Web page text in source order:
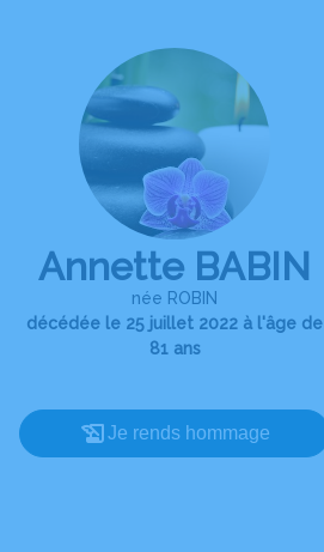
Annette BABIN
née ROBIN
décédée le 25 juillet 2022 à l'âge de
81 ans
Je rends hommage